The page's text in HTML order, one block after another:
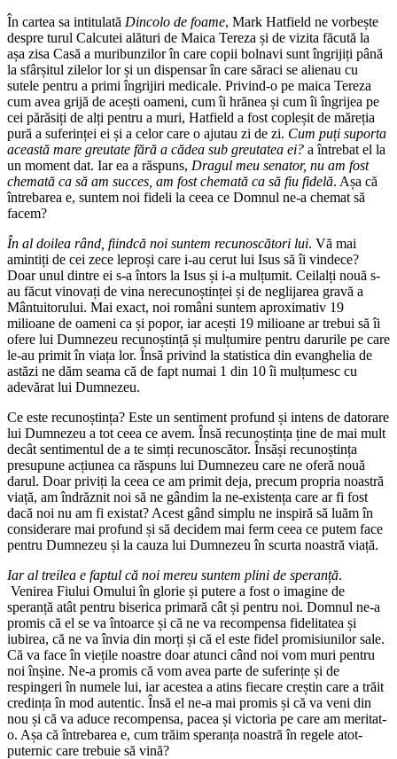
În cartea sa intitulată Dincolo de foame, Mark Hatfield ne vorbește
despre turul Calcutei alături de Maica Tereza și de vizita făcută la
așa zisa Casă a muribunzilor în care copii bolnavi sunt îngrijiți până
la sfârșitul zilelor lor și un dispensar în care săraci se alienau cu
sutele pentru a primi îngrijiri medicale. Privind-o pe maica Tereza
cum avea grijă de acești oameni, cum îi hrănea și cum îi îngrijea pe
cei părăsiți de alți pentru a muri, Hatfield a fost copleșit de măreția
pură a suferinței ei și a celor care o ajutau zi de zi. Cum puți suporta
această mare greutate fără a cădea sub greutatea ei? a întrebat el la
un moment dat. Iar ea a răspuns, Dragul meu senator, nu am fost
chemată ca să am succes, am fost chemată ca să fiu fidelă. Așa că
întrebarea e, suntem noi fideli la ceea ce Domnul ne-a chemat să
facem?
În al doilea rând, fiindcă noi suntem recunoscători lui. Vă mai
amintiți de cei zece leproși care i-au cerut lui Isus să îi vindece?
Doar unul dintre ei s-a întors la Isus și i-a mulțumit. Ceilalți nouă s-
au făcut vinovați de vina nerecunoștinței și de neglijarea gravă a
Mântuitorului. Mai exact, noi români suntem aproximativ 19
milioane de oameni ca și popor, iar acești 19 milioane ar trebui să îi
ofere lui Dumnezeu recunoștință și mulțumire pentru darurile pe care
le-au primit în viața lor. Însă privind la statistica din evanghelia de
astăzi ne dăm seama că de fapt numai 1 din 10 îi mulțumesc cu
adevărat lui Dumnezeu.
Ce este recunoștința? Este un sentiment profund și intens de datorare
lui Dumnezeu a tot ceea ce avem. Însă recunoștința ține de mai mult
decât sentimentul de a te simți recunoscător. Însăși recunoștința
presupune acțiunea ca răspuns lui Dumnezeu care ne oferă nouă
darul. Doar priviți la ceea ce am primit deja, precum propria noastră
viață, am îndrăznit noi să ne gândim la ne-existența care ar fi fost
dacă noi nu am fi existat? Acest gând simplu ne inspiră să luăm în
considerare mai profund și să decidem mai ferm ceea ce putem face
pentru Dumnezeu și la cauza lui Dumnezeu în scurta noastră viață.
Iar al treilea e faptul că noi mereu suntem plini de speranță.
Venirea Fiului Omului în glorie și putere a fost o imagine de
speranță atât pentru biserica primară cât și pentru noi. Domnul ne-a
promis că el se va întoarce și că ne va recompensa fidelitatea și
iubirea, că ne va învia din morți și că el este fidel promisiunilor sale.
Că va face în viețile noastre doar atunci când noi vom muri pentru
noi înșine. Ne-a promis că vom avea parte de suferințe și de
respingeri în numele lui, iar acestea a atins fiecare creștin care a trăit
credința în mod autentic. Însă el ne-a mai promis și că va veni din
nou și că va aduce recompensa, pacea și victoria pe care am meritat-
o. Așa că întrebarea e, cum trăim speranța noastră în regele atot-
puternic care trebuie să vină?